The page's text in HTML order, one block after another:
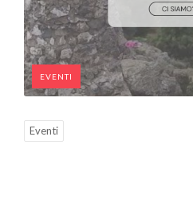
EVENTI
Eventi